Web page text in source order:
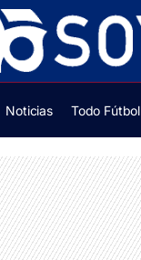
Noticias Todo Fútbol